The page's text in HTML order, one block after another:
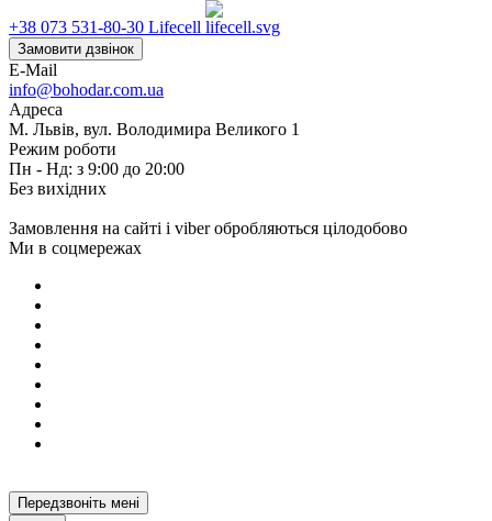
+38 073 531-80-30 Lifecell
Замовити дзвінок
E-Mail
info@bohodar.com.ua
Адреса
М. Львів, вул. Володимира Великого 1
Режим роботи
Пн - Нд: з 9:00 до 20:00
Без вихідних
Замовлення на сайті і viber обробляються цілодобово
Ми в соцмережах
Передзвоніть мені